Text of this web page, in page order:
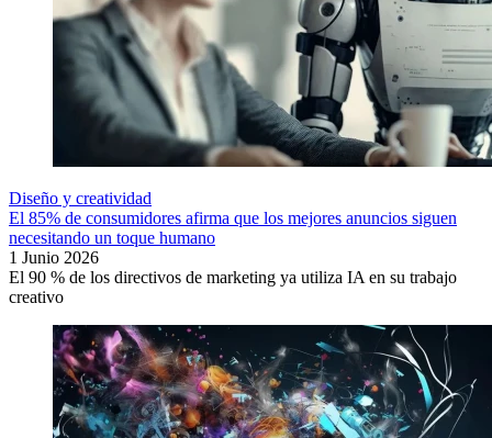
Diseño y creatividad
El 85% de consumidores afirma que los mejores anuncios siguen
necesitando un toque humano
1 Junio 2026
El 90 % de los directivos de marketing ya utiliza IA en su trabajo
creativo